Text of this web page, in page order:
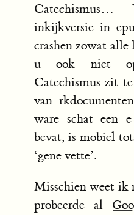
inkijkversie in
crashen zowat alle
u ook niet op
Catechismus zit
van
ware schat een
bevat, is mobiel
‘gene vette’.
Misschien weet ik
probeerde al